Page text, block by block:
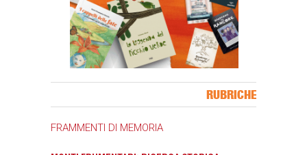
RUBRICHE
FRAMMENTI DI MEMORIA